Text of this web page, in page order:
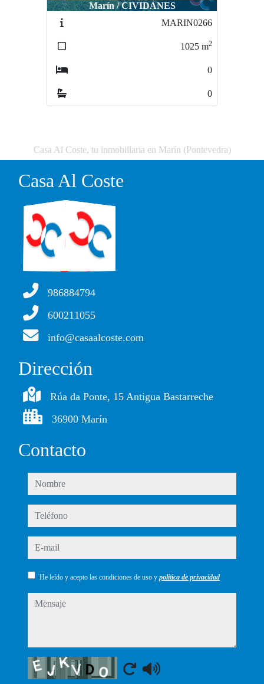
Marín / CIVIDANES
MARIN0266
1025m2
Bueu / MOURISCA_ BELUSO_ BUEU
Casa Al Coste, tu inmobiliaria en Marín (Pontevedra)
Casa Al Coste
986884794
600211055
info@casaalcoste.com
Dirección
Rúa da Ponte, 15 Antigua Bastarreche
36900 Marín
Contacto
nombre
teléfono
e-mail
He leído y acepto las condiciones de uso y política de privacidad
mensaje
Captcha